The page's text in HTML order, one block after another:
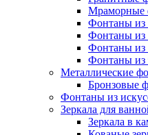
Мраморные
Фонтаны из
Фонтаны из
Фонтаны из
Фонтаны из
Металлические
Бронзовые
Фонтаны из
Зеркала для
Зеркала в